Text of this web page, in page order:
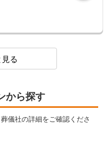
る
から探す
儀社の詳細をご確認くださ